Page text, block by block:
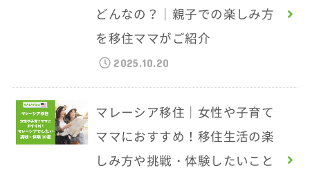
どんなの？｜親子での楽しみ方
を移住ママがご紹介
2025.10.20
マレーシア移住｜女性や子育て
ママにおすすめ！移住生活の楽
しみ方や挑戦・体験したいこと